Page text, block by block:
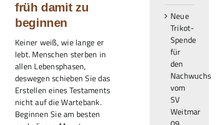
früh damit zu
beginnen
Keiner weiß, wie lange er
lebt. Menschen sterben in
allen Lebensphasen,
deswegen schieben Sie das
Erstellen eines Testaments
nicht auf die Wartebank.
Beginnen Sie am besten
Neue
Trikot-
Spende
für
den
Nachwuchs
vom
SV
Weitmar